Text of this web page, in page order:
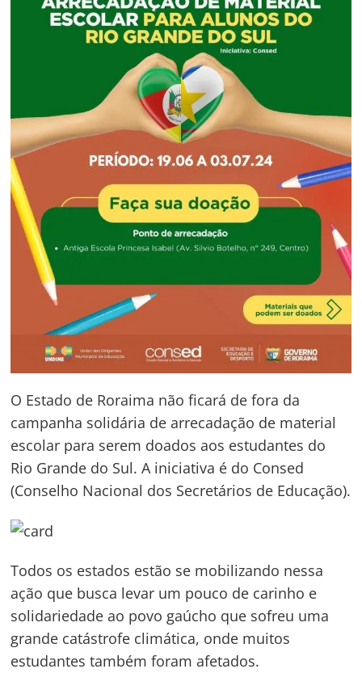
O Estado de Roraima não ficará de fora da
campanha solidária de arrecadação de material
escolar para serem doados aos estudantes do
Rio Grande do Sul. A iniciativa é do Consed
(Conselho Nacional dos Secretários de Educação).
Todos os estados estão se mobilizando nessa
ação que busca levar um pouco de carinho e
solidariedade ao povo gaúcho que sofreu uma
grande catástrofe climática, onde muitos
estudantes também foram afetados.